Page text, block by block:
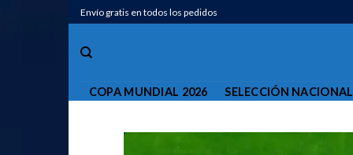
Saltar
al
contenido
Envío gratis en todos los pedidos
COPA MUNDIAL 2026 SELECCIÓN NACIONAL